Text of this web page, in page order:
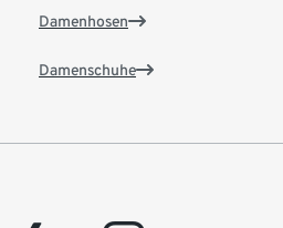
Damenhosen
Damenschuhe